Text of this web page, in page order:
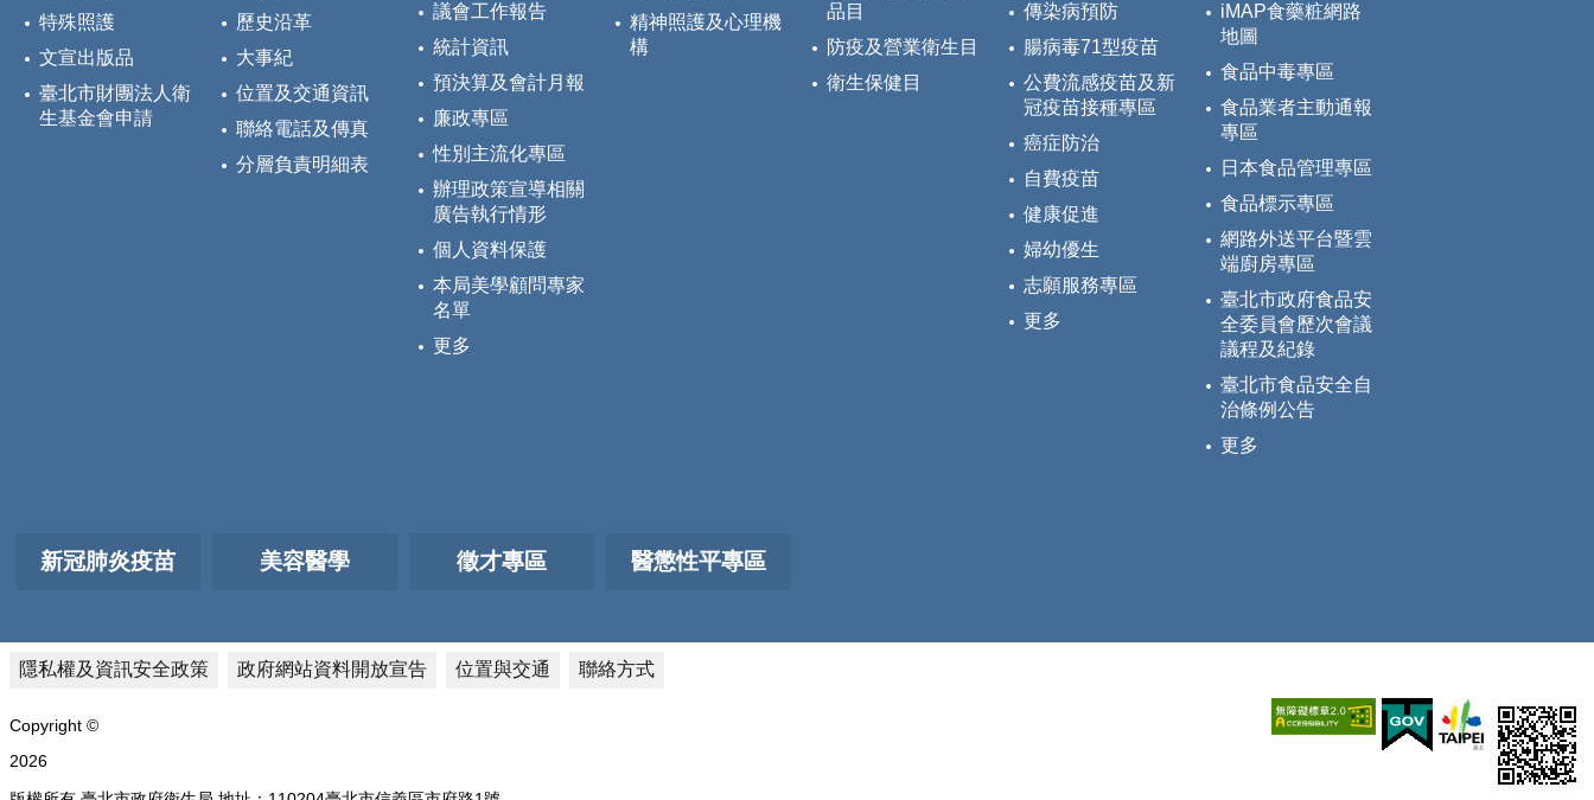
特殊照護
文宣出版品
臺北市財團法人衛
生基金會申請
歷史沿革
大事紀
位置及交通資訊
聯絡電話及傳真
分層負責明細表
議會工作報告
統計資訊
預決算及會計月報
廉政專區
性別主流化專區
辦理政策宣導相關
廣告執行情形
個人資料保護
本局美學顧問專家
名單
更多
精神照護及心理機
構
品目
防疫及營業衛生目
衛生保健目
傳染病預防
腸病毒71型疫苗
公費流感疫苗及新
冠疫苗接種專區
癌症防治
自費疫苗
健康促進
婦幼優生
志願服務專區
更多
iMAP食藥粧網路
地圖
食品中毒專區
食品業者主動通報
專區
日本食品管理專區
食品標示專區
網路外送平台暨雲
端廚房專區
臺北市政府食品安
全委員會歷次會議
議程及紀錄
臺北市食品安全自
治條例公告
更多
新冠肺炎疫苗 美容醫學 徵才專區 醫懲性平專區
隱私權及資訊安全政策 政府網站資料開放宣告 位置與交通 聯絡方式
Copyright ©
2026